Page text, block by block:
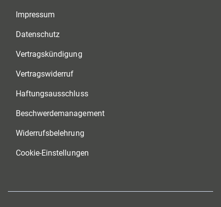
Impressum
Datenschutz
Vertragskündigung
Vertragswiderruf
Haftungsausschluss
Beschwerdemanagement
Widerrufsbelehrung
Cookie-Einstellungen